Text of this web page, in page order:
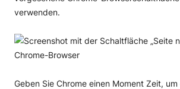
verwenden.
Geben Sie Chrome einen Moment Zeit,